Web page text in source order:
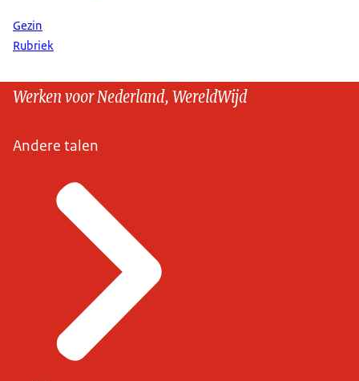
Gezin
Rubriek
Werken voor Nederland, WereldWijd
Andere talen